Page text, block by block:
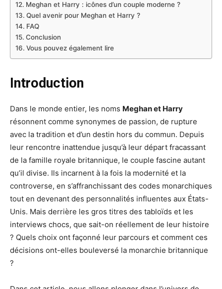
Meghan et Harry : icônes d’un couple moderne ?
Quel avenir pour Meghan et Harry ?
FAQ
Conclusion
Vous pouvez également lire
Introduction
Dans le monde entier, les noms Meghan et Harry
résonnent comme synonymes de passion, de rupture
avec la tradition et d’un destin hors du commun. Depuis
leur rencontre inattendue jusqu’à leur départ fracassant
de la famille royale britannique, le couple fascine autant
qu’il divise. Ils incarnent à la fois la modernité et la
controverse, en s’affranchissant des codes monarchiques
tout en devenant des personnalités influentes aux États-
Unis. Mais derrière les gros titres des tabloïds et les
interviews chocs, que sait-on réellement de leur histoire
? Quels choix ont façonné leur parcours et comment ces
décisions ont-elles bouleversé la monarchie britannique
?